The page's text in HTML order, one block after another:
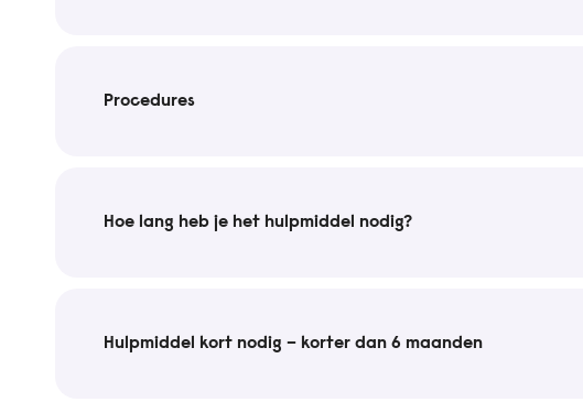
Procedures
Hoe lang heb je het hulpmiddel nodig?
Hulpmiddel kort nodig – korter dan 6 maanden